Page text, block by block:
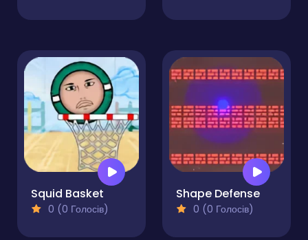
Squid Basket
0 (0 Голосів)
Shape Defense
0 (0 Голосів)